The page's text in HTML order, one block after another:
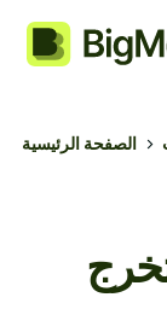
الصفحة الرئيسية